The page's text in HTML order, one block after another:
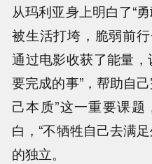
从玛利亚身上明白了“
被生活打垮，脆弱前
通过电影收获了能量
要完成的事”，帮助自
己本质”这一重要课
白，“不牺牲自己去满
的独立。